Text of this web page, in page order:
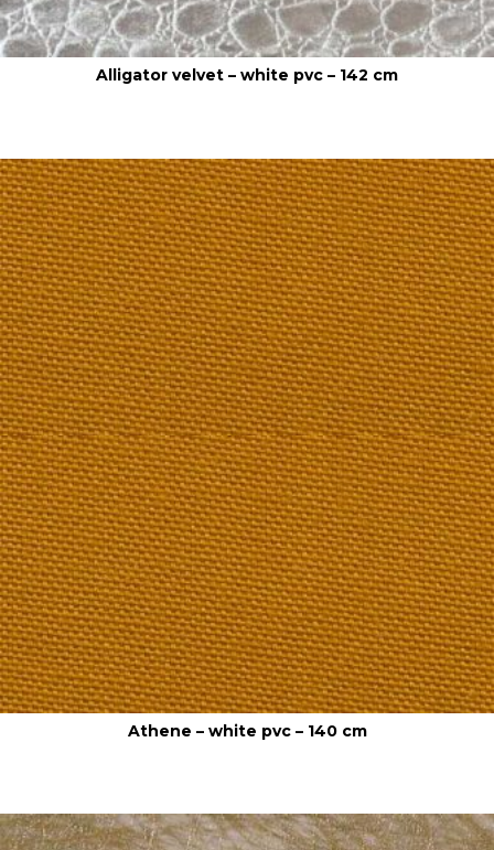
Alligator velvet – white pvc – 142 cm
Athene – white pvc – 140 cm